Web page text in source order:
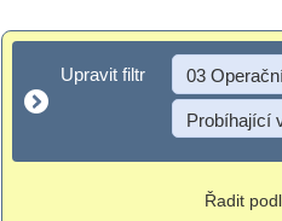
Upravit filtr
Upravit filtr 03
Probíhající
Řadit